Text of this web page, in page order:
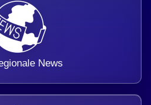
News